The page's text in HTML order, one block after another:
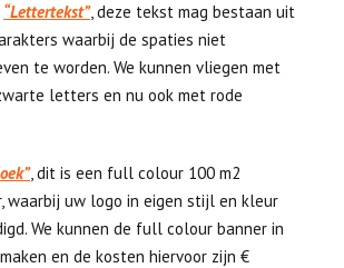
“Lettertekst”, deze tekst mag bestaan uit
waarbij de spaties niet
te worden. We kunnen vliegen met
letters en nu ook met rode
, dit is een full colour 100 m2
waarbij uw logo in eigen stijl en kleur
We kunnen de full colour banner in
en de kosten hiervoor zijn €